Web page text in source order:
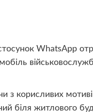
WhatsApp
з корисливих
біля житлового